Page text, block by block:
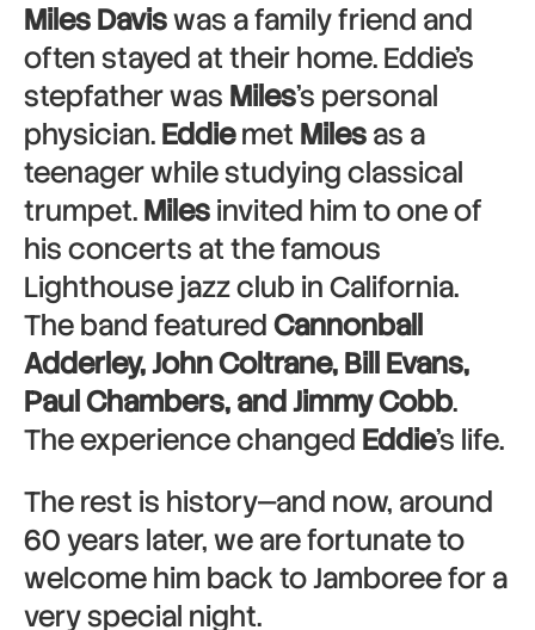
Miles Daviswas a family friend and
often stayed at their home. Eddie’s
stepfather was Miles’s personal
physician.Eddiemet Milesas a
teenager while studying classical
trumpet.Milesinvited him to one of
his concerts at the famous
Lighthouse jazz club in California.
The band featuredCannonball
Adderley, John Coltrane, Bill Evans,
Paul Chambers, and Jimmy Cobb.
The experience changed Eddie’s life.
The rest is history—and now, around
60 years later, we are fortunate to
welcome him back to Jamboree for a
very special night.